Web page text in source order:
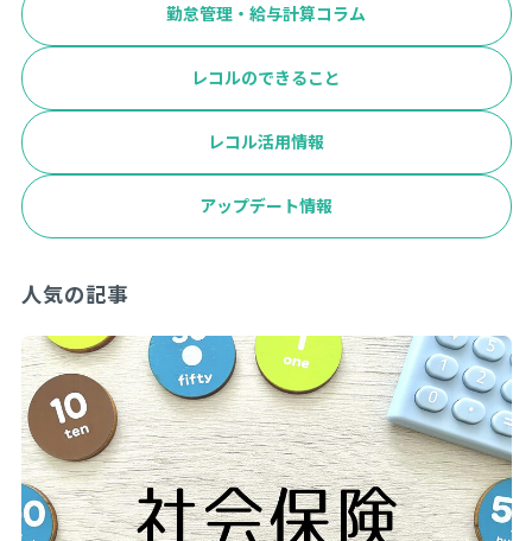
勤怠管理・給与計算コラム
レコルのできること
レコル活用情報
アップデート情報
人気の記事